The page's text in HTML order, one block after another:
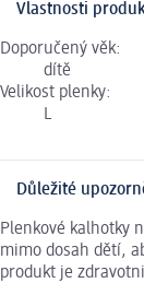
Vlastnosti
Doporučený věk:
dítě
Velikost plenky:
L
Důležité
Plenkové kalhotky
mimo dosah dětí,
produkt je